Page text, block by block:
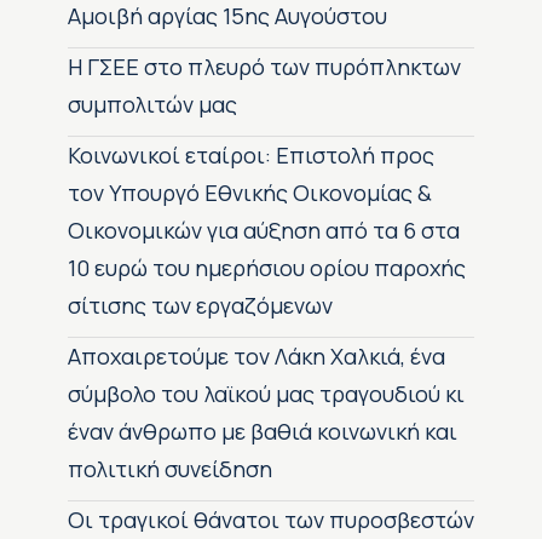
Αμοιβή αργίας 15ης Αυγούστου
H ΓΣΕΕ στο πλευρό των πυρόπληκτων
συμπολιτών μας
Κοινωνικοί εταίροι: Επιστολή προς
τον Υπουργό Εθνικής Οικονομίας &
Οικονομικών για αύξηση από τα 6 στα
10 ευρώ του ημερήσιου ορίου παροχής
σίτισης των εργαζόμενων
Αποχαιρετούμε τον Λάκη Χαλκιά, ένα
σύμβολο του λαϊκού μας τραγουδιού κι
έναν άνθρωπο με βαθιά κοινωνική και
πολιτική συνείδηση
Οι τραγικοί θάνατοι των πυροσβεστών